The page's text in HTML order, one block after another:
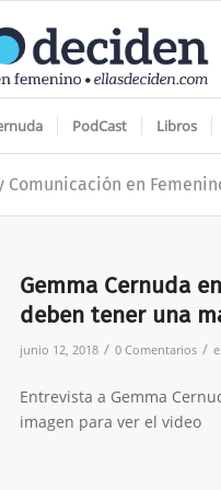
PodCast Libros
Comunicación en
Gemma Cernuda
deben tener una
junio 12, 2018 / 0 Comentarios /
Entrevista a Gemma
imagen para ver el video